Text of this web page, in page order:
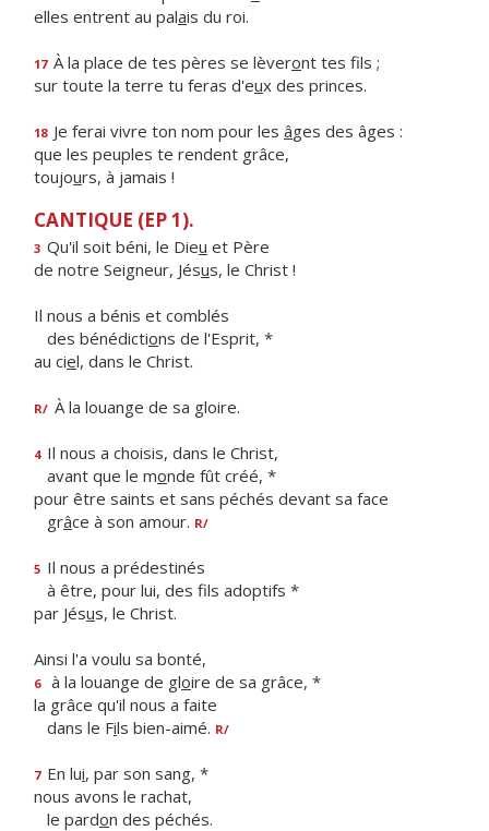
elles entrent au palais du roi.
17 À la place de tes pères se lèveront tes fils ;
sur toute la terre tu feras d'eux des princes.
18 Je ferai vivre ton nom pour les âges des âges :
que les peuples te rendent grâce,
toujours, à jamais !
CANTIQUE (EP 1).
3 Qu'il soit béni, le Dieu et Père
de notre Seigneur, Jésus, le Christ !
Il nous a bénis et comblés
des bénédictions de l'Esprit, *
au ciel, dans le Christ.
R/ À la louange de sa gloire.
4 Il nous a choisis, dans le Christ,
avant que le monde fût créé, *
pour être saints et sans péchés devant sa face
grâce à son amour. R/
5 Il nous a prédestinés
à être, pour lui, des fls adoptifs *
par Jésus, le Christ.
Ainsi l'a voulu sa bonté,
6 à la louange de gloire de sa grâce, *
la grâce qu'il nous a faite
dans le Fils bien-aimé. R/
7 En lui, par son sang, *
nous avons le rachat,
le pardon des péchés.